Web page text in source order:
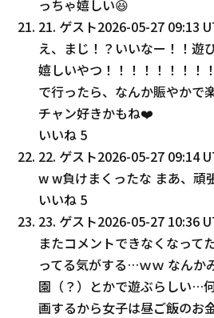
っちゃ嬉しい😆
21. ゲスト2026-05-27 09:13
え、まじ！？いいなー！！遊
嬉しいやつ！！！！！！！！
で行ったら、なんか賑やかで
チャン好きかもね❤️
いいね 5
22. ゲスト2026-05-27 09:14
w w負けまくったな まあ、頑
いいね 5
23. ゲスト2026-05-27 10:36
またコメントできなくなって
ってる気がする…ｗｗ なんか
園（？）とかで遊ぶらしい…
画するから女子は昼ご飯のお